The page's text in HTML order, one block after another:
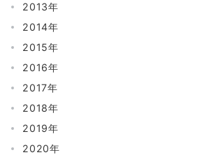
2013年
2014年
2015年
2016年
2017年
2018年
2019年
2020年